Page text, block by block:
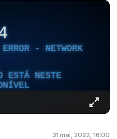
- NETWORK
ESTÁ NESTE
31 mai, 2022, 16:00